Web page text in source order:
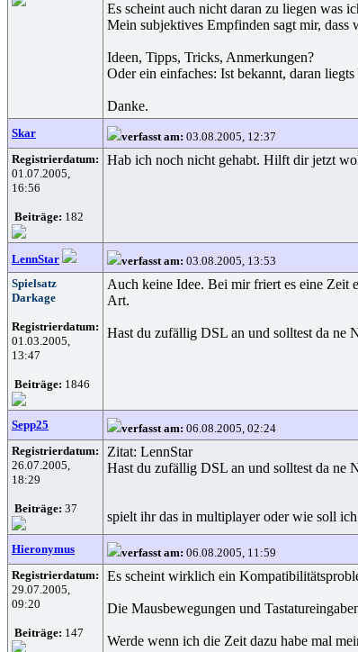
Es scheint auch nicht daran zu liegen was
Mein subjektives Empfinden sagt mir,
Ideen, Tipps, Tricks, Anmerkungen?
Oder ein einfaches: Ist bekannt, daran
Danke.
Skar verfasst am: 03.08.2005, 12:37
Registrierdatum:
01.07.2005,
16:56
Beiträge: 182
Hab ich noch nicht gehabt. Hilft dir jetzt
LennStar verfasst am: 03.08.2005, 13:53
Spielsatz
Darkage
Registrierdatum:
01.03.2005,
13:47
Beiträge: 1846
Auch keine Idee. Bei mir friert es eine Zeit
Art.
Hast du zufällig DSL an und solltest da ne
Sepp25 verfasst am: 06.08.2005, 02:24
Registrierdatum:
26.07.2005,
18:29
Beiträge: 37
Zitat: LennStar
Hast du zufällig DSL an und solltest da ne
spielt ihr das in multiplayer oder wie soll ich
Hieronymus verfasst am: 06.08.2005, 11:59
Registrierdatum:
29.07.2005,
09:20
Beiträge: 147
Es scheint wirklich ein
Die Mausbewegungen und
Werde wenn ich die Zeit dazu habe mal